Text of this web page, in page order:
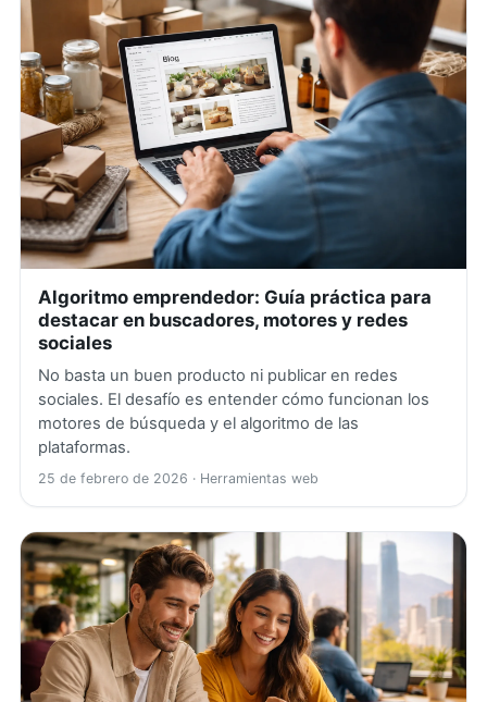
Algoritmo emprendedor: Guía práctica para
destacar en buscadores, motores y redes
sociales
No basta un buen producto ni publicar en redes
sociales. El desafío es entender cómo funcionan los
motores de búsqueda y el algoritmo de las
plataformas.
25 de febrero de 2026 · Herramientas web